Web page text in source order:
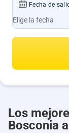
Fecha de
Los
Bosconia